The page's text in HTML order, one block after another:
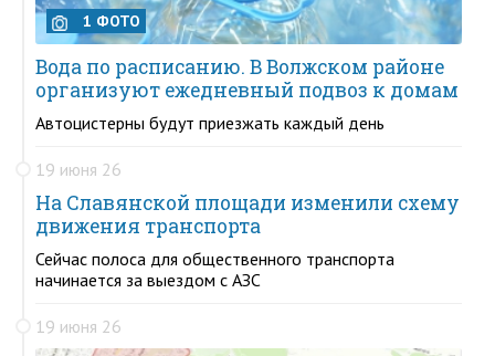
1 ФОТО
Вода по расписанию. В Волжском районе
организуют ежедневный подвоз к домам
Автоцистерны будут приезжать каждый день
19 июня 26
На Славянской площади изменили схему
движения транспорта
Сейчас полоса для общественного транспорта
начинается за выездом с АЗС
19 июня 26